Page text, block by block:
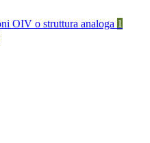
OIV o struttura analoga 1